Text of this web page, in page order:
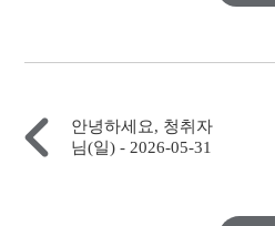
안녕하세요, 청취자
님(일) - 2026-05-31